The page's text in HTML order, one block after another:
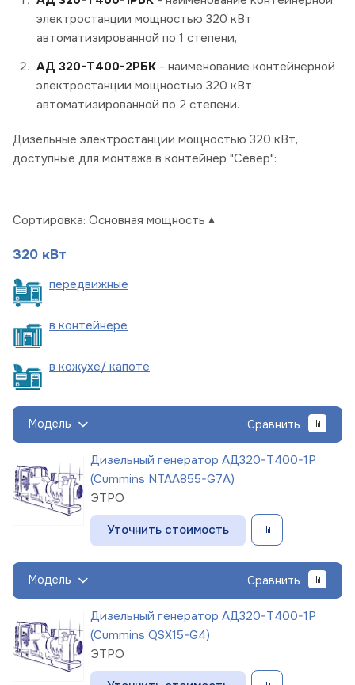
электростанции мощностью 320 кВт
автоматизированной по 1 степени,
АД 320-Т400-2РБК - наименование контейнерной
электростанции мощностью 320 кВт
автоматизированной по 2 степени.
Дизельные электростанции мощностью 320 кВт,
доступные для монтажа в контейнер "Север":
Сортировка: Основная мощность
320 кВт
передвижные
в контейнере
в кожухе/ капоте
Модель Сравнить
Дизельный генератор АД320-Т400-1Р
(Cummins NTAA855-G7A)
ЭТРО
Уточнить стоимость
Модель Сравнить
Дизельный генератор АД320-Т400-1Р
(Cummins QSX15-G4)
ЭТРО